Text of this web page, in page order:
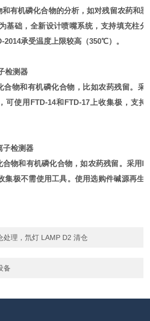
有机磷化合物的分析，如对残留农药和
基础，全新设计喷嘴系统，支持填充柱分
2014承受温度上限较高（350℃）。
检测器
合物和有机磷化合物，比如农药残留。采
可使用FTD-14和FTD-17上收集极，支持
子检测器
物和有机磷化合物，如农药残留。采用
集极不需使用工具。使用选购件碱源再生
处理，氘灯 LAMP D2 清仓
备